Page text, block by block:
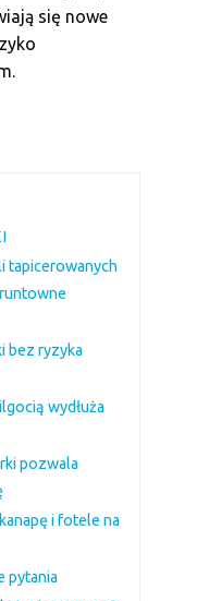
się nowe
tapicerowanych
bez ryzyka
wydłuża
pozwala
i fotele na
pytania